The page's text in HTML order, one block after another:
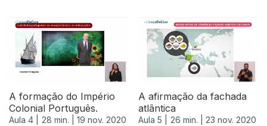
A formação do Império
Colonial Português.
Aula 4 | 28 min. | 19 nov. 2020
A afirmação da fachada
atlântica
Aula 5 | 26 min. | 23 nov. 2020